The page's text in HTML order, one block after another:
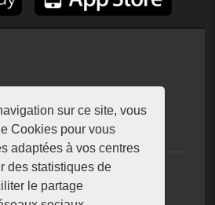
sur ce site, vous
Cookies pour vous
adaptées à vos centres
des statistiques de
le partage
93
newsletter